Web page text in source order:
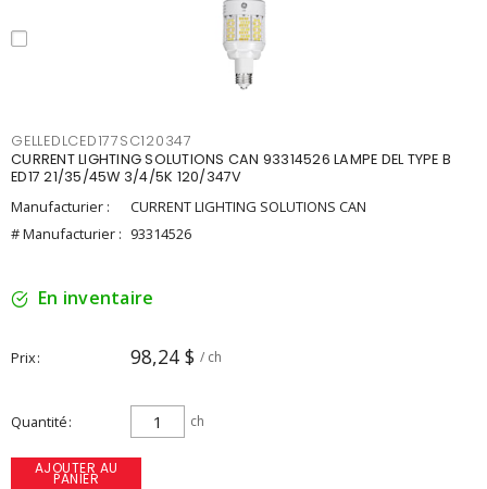
GELLEDLCED177SC120347
CURRENT LIGHTING SOLUTIONS CAN 93314526 LAMPE DEL TYPE B
ED17 21/35/45W 3/4/5K 120/347V
Manufacturier :
CURRENT LIGHTING SOLUTIONS CAN
# Manufacturier : 93314526
En inventaire
Prix 98,24 $ / ch
Quantité ch
AJOUTER AU
PANIER